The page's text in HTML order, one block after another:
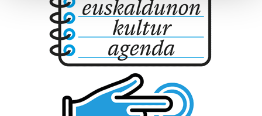
Guk eta gure bazkideek zure datu pertsonalak
prozesatzen ditugu, zure IP zenbakia, besteak beste,
teknologia erabiliz, cookieak adibidez, iragarki eta eduki
pertsonalizatuak eskaintzeko, iragarkiak eta edukia
neurtzeko, jendeari buruzko informazioa biltzeko eta
produktuak garatzeko. Zure datuak nork eta zertarako
erabiltzen dituen hauta dezakezu.